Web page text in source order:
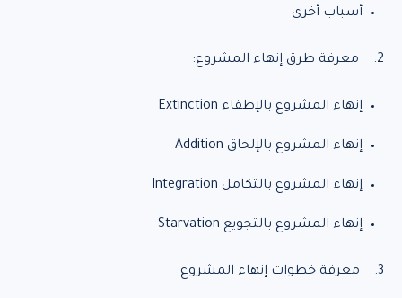
أسباب أخرى
2. معرفة طرق إنهاء المشروع:
إنهاء المشروع بالإطفاء Extinction
إنهاء المشروع بالإلحاق Addition
إنهاء المشروع بالتكامل Integration
إنهاء المشروع بالتجويع Starvation
3. معرفة خطوات إنهاء المشروع